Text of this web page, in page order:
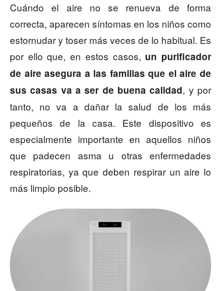
Cuándo el aire no se renueva de forma
correcta, aparecen síntomas en los niños como
estornudar y toser más veces de lo habitual. Es
por ello que, en estos casos, un purificador
de aire asegura a las familias que el aire de
sus casas va a ser de buena calidad, y por
tanto, no va a dañar la salud de los más
pequeños de la casa. Este dispositivo es
especialmente importante en aquellos niños
que padecen asma u otras enfermedades
respiratorias, ya que deben respirar un aire lo
más limpio posible.